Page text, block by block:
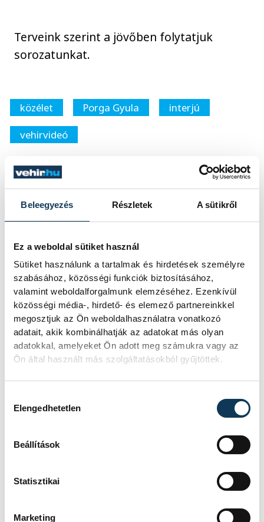
Beleegyezés Részletek A sütikről
Ez a weboldal sütiket használ
Sütiket használunk a tartalmak és hirdetések személyre
szabásához, közösségi funkciók biztosításához,
valamint weboldalforgalmunk elemzéséhez. Ezenkívül
közösségi média-, hirdető- és elemező partnereinkkel
megosztjuk az Ön weboldalhasználatra vonatkozó
adatait, akik kombinálhatják az adatokat más olyan
adatokkal, amelyeket Ön adott meg számukra vagy az
Ön által használt más szolgáltatásokból gyűjtöttek.
Elengedhetetlen
Beállítások
Statisztikai
Marketing
Terveink szerint a jövőben folytatjuk
sorozatunkat.
közélet Porga Gyula
interjú
vehirvideó
Hajas
Bálint
FOTÓS
Domján